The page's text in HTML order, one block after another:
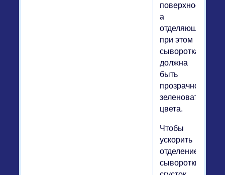
поверхность,
а
отделяющаяся
при этом
сыворотка
должна
быть
прозрачного,
зеленоватого
цвета.
Чтобы
ускорить
отделение
сыворотки,